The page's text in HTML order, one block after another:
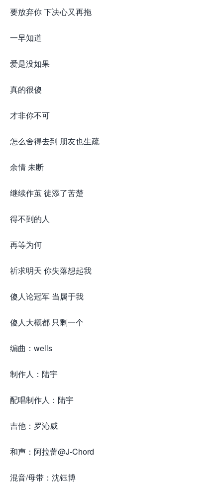
要放弃你 下决心又再拖
一早知道
爱是没如果
真的很傻
才非你不可
怎么舍得去到 朋友也生疏
余情 未断
继续作茧 徒添了苦楚
得不到的人
再等为何
祈求明天 你失落想起我
傻人论冠军 当属于我
傻人大概都 只剩一个
编曲：wells
制作人：陆宇
配唱制作人：陆宇
吉他：罗沁威
和声：阿拉蕾@J-Chord
混音/母带：沈钰博